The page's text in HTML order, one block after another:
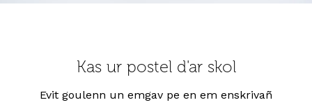
Kas ur postel d'ar skol
Evit goulenn un emgav pe en em enskrivañ